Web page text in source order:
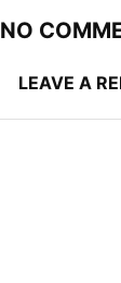
NO
LEAVE A